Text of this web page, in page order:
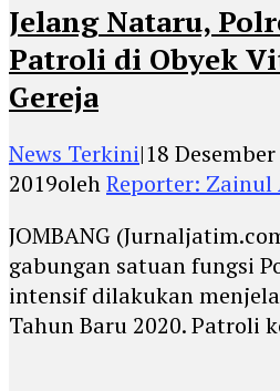
Jelang Nataru,
Patroli di Obyek
Gereja
News Terkini|18
2019olehReporter:
JOMBANG
gabungan satuan fungsi
intensif dilakukan
Tahun Baru 2020. Patroli